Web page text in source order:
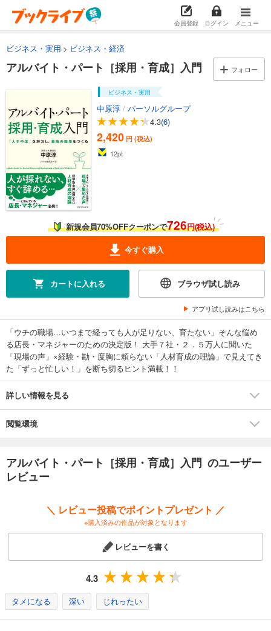
会員登録 ログイン メニュー
ビジネス・実用 ビジネス・経済
アルバイト・パート［採用・育成］入門 フォロー
ビジネス・実用
中原淳 / パーソルグループ
4.3(6)
2,420 円 (税込)
12pt
新規会員70%OFFクーポンで726円(税込)
今すぐ購入
カートに入れる ブラウザ試し読み
アプリ試し読みはこちら
「ウチの職場…いつまで経っても人が足りない、育たない」そんな悩め
る店長・マネジャーのための決定版！ 大手７社・２．５万人に聞いた
「現場の声」×経験・勘・度胸に頼らない「人材育成の理論」で見えてき
た「ずっと忙しい！」を断ち切るヒント満載！！
詳しい情報を見る
閲覧環境
アルバイト・パート［採用・育成］入門 のユーザー
レビュー
＼ レビュー投稿でポイントプレゼント ／
※購入済みの作品が対象となります
レビューを書く
4.3
タメになる 深い じれったい